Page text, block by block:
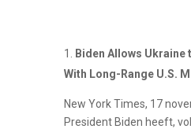
Biden Allows Ukraine
With Long-Range U.S.
New York Times, 17
President Biden heeft,